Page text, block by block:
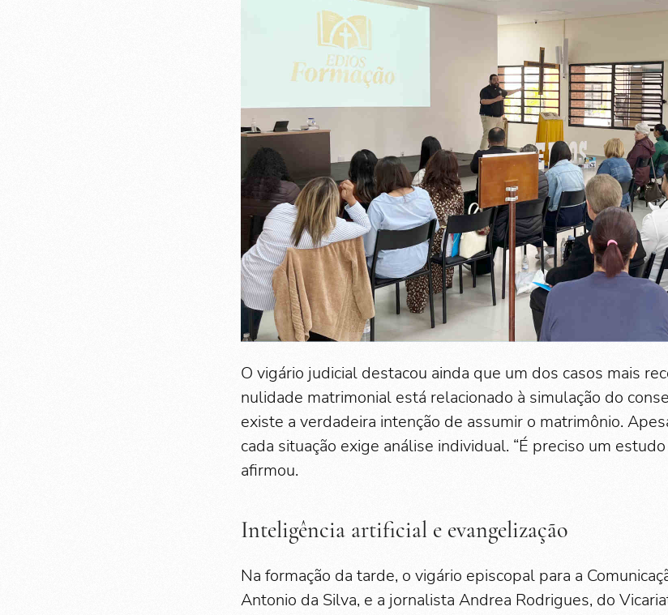
O vigário judicial destacou ainda que um dos casos mais
nulidade matrimonial está relacionado à simulação do
existe a verdadeira intenção de assumir o matrimônio.
cada situação exige análise individual. “É preciso um estudo
afirmou.
Inteligência artificial e evangelização
Na formação da tarde, o vigário episcopal para a
Antonio da Silva, e a jornalista Andrea Rodrigues, do